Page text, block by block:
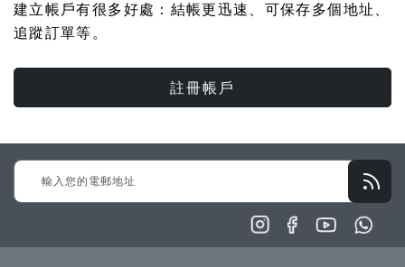
建立帳戶有很多好處：結帳更迅速、可保存多個地址、
追蹤訂單等。
註冊帳戶
Sign
Up